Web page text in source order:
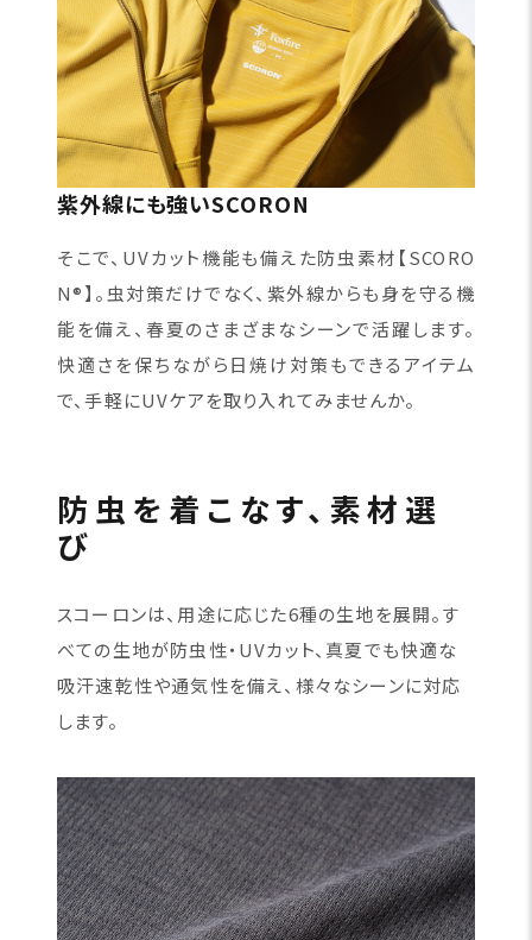
紫外線にも強いSCORON
そこで、UVカット機能も備えた防虫素材【SCORO
N®】。虫対策だけでなく、紫外線からも身を守る機
能を備え、春夏のさまざまなシーンで活躍します。
快適さを保ちながら日焼け対策もできるアイテム
で、手軽にUVケアを取り入れてみませんか。
防虫を着こなす、素材選
び
スコーロンは、用途に応じた6種の生地を展開。す
べての生地が防虫性・UVカット、真夏でも快適な
吸汗速乾性や通気性を備え、様々なシーンに対応
します。